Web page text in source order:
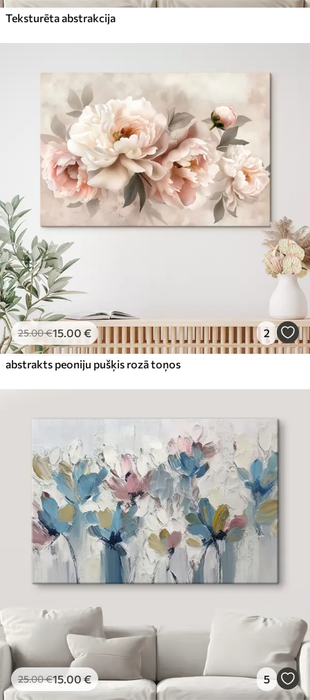
Teksturēta abstrakcija
25.00€15.00 € 2
abstrakts peoniju pušķis rozā toņos
25.00€15.00€ 5